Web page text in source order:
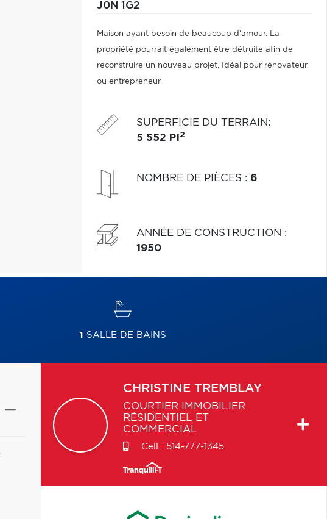
J0N 1G2
Maison ayant besoin de beaucoup d'amour. La
propriété pourrait également être détruite afin de
reconstruire un nouveau projet. Idéal pour rénovateur
ou entrepreneur.
SUPERFICIE DU TERRAIN:
5 552 PI 2
NOMBRE DE PIÈCES : 6
ANNÉE DE CONSTRUCTION :
1950
1 SALLE DE BAINS
CHRISTINE TREMBLAY
COURTIER IMMOBILIER
RÉSIDENTIEL ET
COMMERCIAL
Cell.: 514-777-1345